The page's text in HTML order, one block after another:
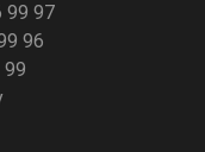
99 97
96
99